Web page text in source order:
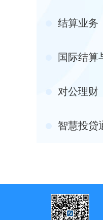
结算业务
国际结算
对公理财
智慧投贷